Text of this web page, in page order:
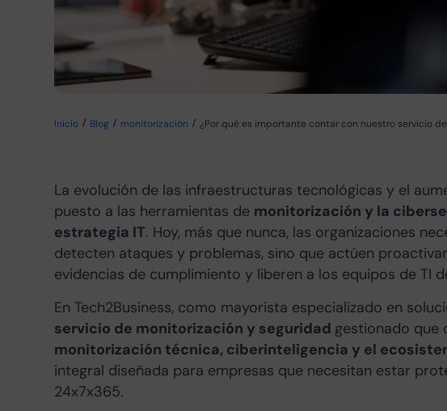
Inicio Blog monitorización ¿Por qué es importante contar con nuestro servicio
La evolución de las infraestructuras tecnológicas y el
puesto a las herramientas de monitorización y la
estrategia IT. Hoy, más que nunca, las organizaciones
detecten ataques y problemas, sino que actúen
evidencias de cumplimiento y liberen a los equipos de TI
En Tech2Business, como mayorista especializado en
servicio de monitorización y seguridad gestionado que
monitorización técnica, ciberinteligencia y el
integral diseñada para empresas que necesitan estar
24x7x365.